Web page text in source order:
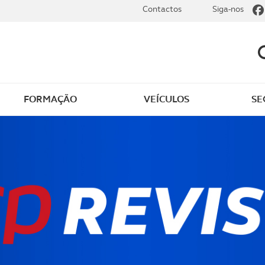
alterações na carta
internacional
Carta de embarcações
recreio
FORMAÇÃO VEÍCULOS
Contactos Siga-nos